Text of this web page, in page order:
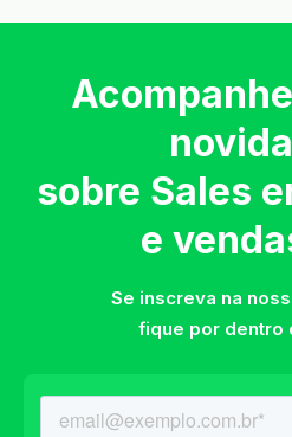
sobre Sales
e
Se inscreva na
fique por dentro